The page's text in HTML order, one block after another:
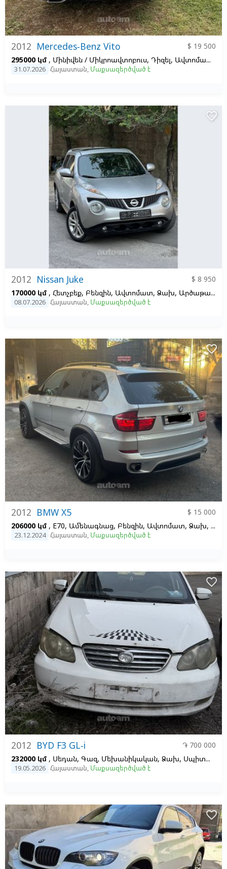
2012 Mercedes-Benz Vito
$ 19 500
295000 կմ , Մինիվեն / Միկրոավտոբուս, Դիզել, Ավտոմատ, Ձախ,
31.07.2026 Հայաստան, Մաքսազերծված է
2012 Nissan Juke
$ 8 950
170000 կմ , Հետչբեք, Բենզին, Ավտոմատ, Ձախ, Արծաթագույն,
08.07.2026 Հայաստան, Մաքսազերծված է
favorite_border
2012 BMW X5
$ 15 000
206000 կմ , E70, Ամենագնաց, Բենզին, Ավտոմատ, Ձախ,
23.12.2024 Հայաստան, Մաքսազերծված է
favorite_border
2012 BYD F3 GL-i
֏ 700 000
232000 կմ , Սեդան, Գազ, Մեխանիկական, Ձախ, Սպիտակ,
19.05.2026 Հայաստան, Մաքսազերծված է
favorite_border
favorite_border